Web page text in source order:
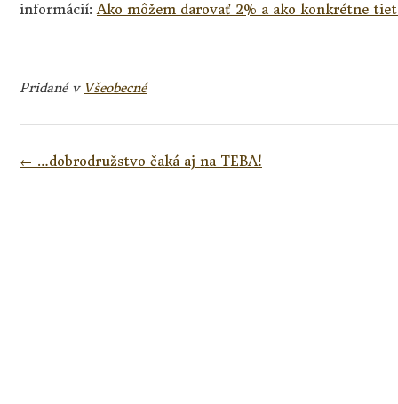
informácií:Ako môžem darovať 2% a ako konkrétne
Pridané v Všeobecné
Navigácia
← …dobrodružstvo čaká aj na TEBA!